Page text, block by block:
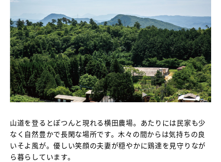
山道を登るとぽつんと現れる横田農場。あたりには民家も少
なく自然豊かで長閑な場所です。木々の間からは気持ちの良
いそよ風が。優しい笑顔の夫妻が穏やかに鶏達を見守りなが
ら暮らしています。